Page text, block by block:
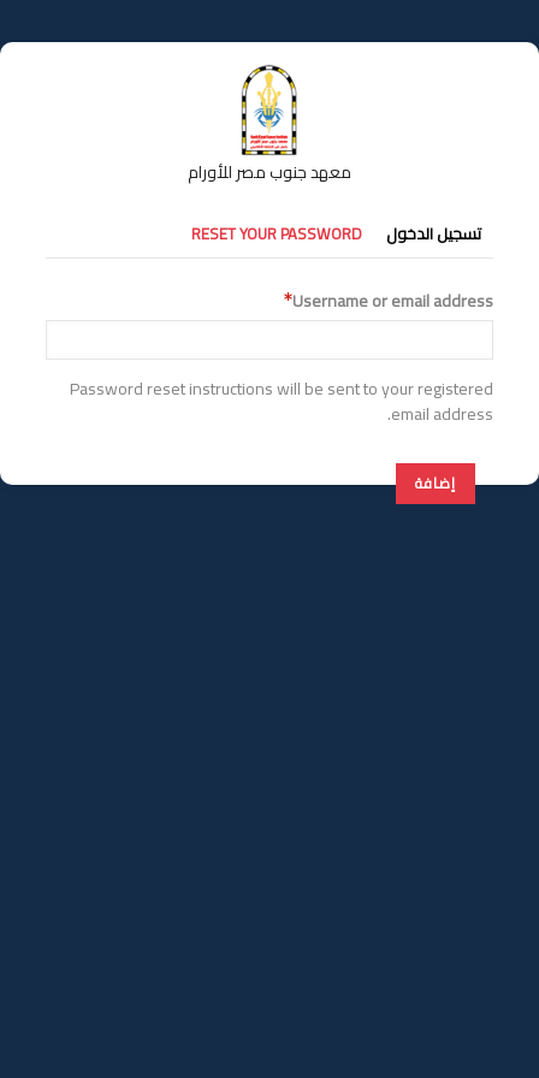
إلى
المحتوى
معهد جنوب مصر للأورام
التبويبات
الأساسية
تسجيل الدخول RESET YOUR PASSWORD
Username or email address
Password reset instructions will be sent to your registered
email address.